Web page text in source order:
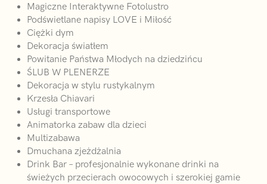
Magiczne Interaktywne Fotolustro
Podświetlane napisy LOVE i Miłość
Ciężki dym
Dekoracja światłem
Powitanie Państwa Młodych na dziedzińcu
ŚLUB W PLENERZE
Dekoracja w stylu rustykalnym
Krzesła Chiavari
Usługi transportowe
Animatorka zabaw dla dzieci
Multizabawa
Dmuchana zjeżdżalnia
Drink Bar – profesjonalnie wykonane drinki na
świeżych przecierach owocowych i szerokiej gamie